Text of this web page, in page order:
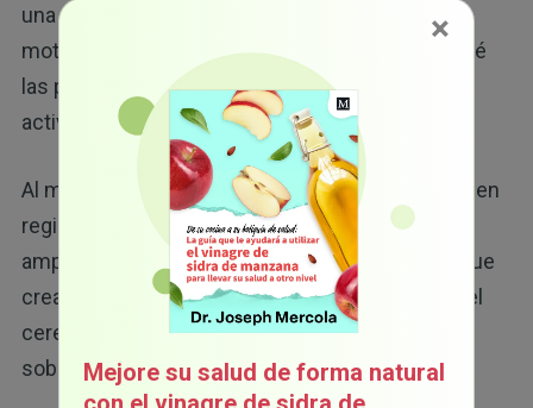
una caída en la
(un neuroquímico de
motivación y recompensa), lo que explica por qué
las personas estresadas pierden interés en
actividades que antes disfrutaban.
Al mismo tiempo, el estrés aumenta la actividad en
regiones del cerebro como la amígdala, que
amplifican las señales de miedo y ansiedad, lo que
crea un circuito de retroalimentación en el cual el
cerebro prioriza la detección de amenazas por
sobre el placer o el compromiso social.
×
Mejore su salud de forma natural